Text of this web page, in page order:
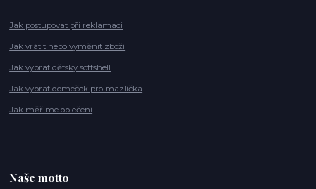
Jak postupovat při reklamaci
Jak vrátit nebo vyměnit zboží
Jak vybrat dětský softshell
Jak vybrat domeček pro mazlíčka
Jak měříme oblečení
Naše motto